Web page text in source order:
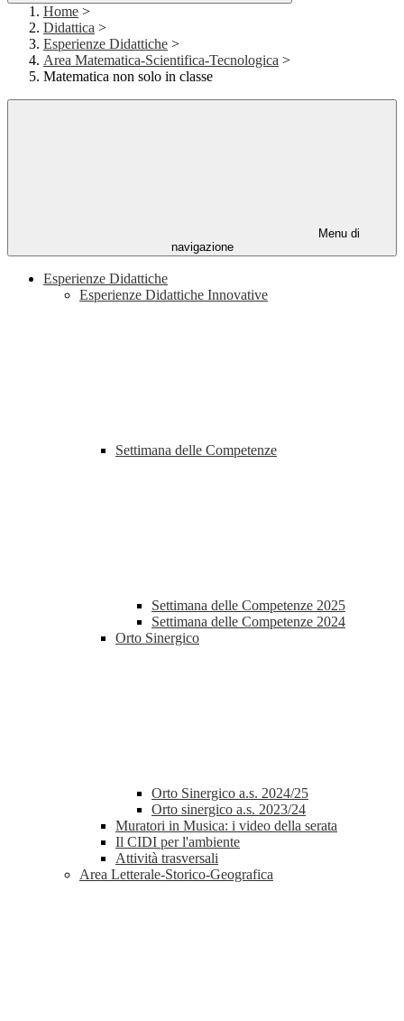
Home >
Didattica >
Esperienze Didattiche >
Area Matematica-Scientifica-Tecnologica >
Matematica non solo in classe
Menu di
navigazione
Esperienze Didattiche
Esperienze Didattiche Innovative
Settimana delle Competenze
Settimana delle Competenze 2025
Settimana delle Competenze 2024
Orto Sinergico
Orto Sinergico a.s. 2024/25
Orto sinergico a.s. 2023/24
Muratori in Musica: i video della serata
Il CIDI per l'ambiente
Attività trasversali
Area Letterale-Storico-Geografica